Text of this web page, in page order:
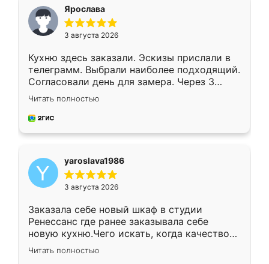
Ярослава
3 августа 2026
Кухню здесь заказали. Эскизы прислали в
телеграмм. Выбрали наиболее подходящий.
Согласовали день для замера. Через 3
недели кухня была уже готова. Остались
довольны работой. Спасибо Ренессанс
мебель за качественную работу!
Читать полностью
yaroslava1986
3 августа 2026
Заказала себе новый шкаф в студии
Ренессанс где ранее заказывала себе
новую кухню.Чего искать, когда качеством
вполне довольна. Служит кухня уже почти
два года, нареканий нет.
Читать полностью